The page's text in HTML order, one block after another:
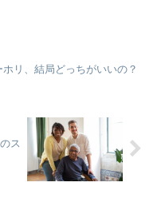
ホリ、結局どっちがいいの？
ス